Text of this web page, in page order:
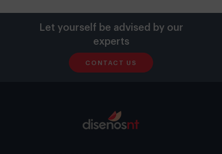
Let yourself be advised by our
experts
CONTACT US